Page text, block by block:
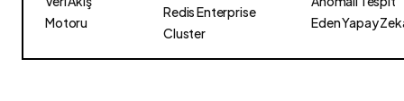
Motoru
Redis Enterprise
Cluster
Eden Yapay